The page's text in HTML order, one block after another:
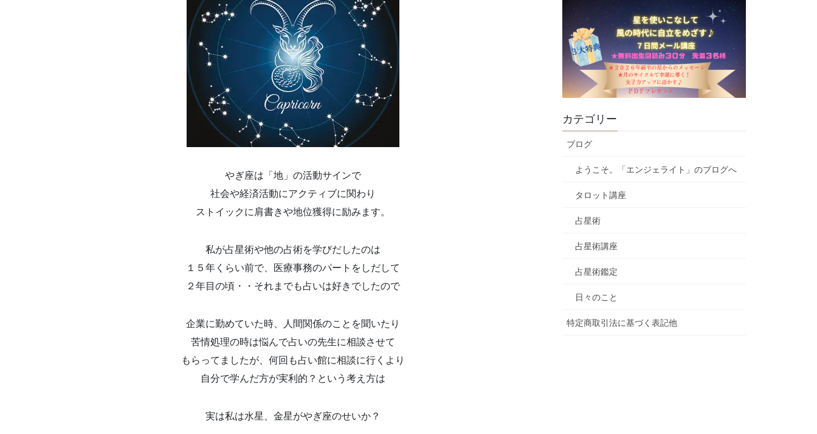
やぎ座は「地」の活動サインで
社会や経済活動にアクティブに関わり
ストイックに肩書きや地位獲得に励みます。
私が占星術や他の占術を学びだしたのは
１５年くらい前で、医療事務のパートをしだして
２年目の頃・・それまでも占いは好きでしたので
企業に勤めていた時、人間関係のことを聞いたり
苦情処理の時は悩んで占いの先生に相談させて
もらってましたが、何回も占い館に相談に行くより
自分で学んだ方が実利的？という考え方は
実は私は水星、金星がやぎ座のせいか？
カテゴリー
ブログ
ようこそ。「エンジェライト」のブログへ
タロット講座
占星術
占星術講座
占星術鑑定
日々のこと
特定商取引法に基づく表記他